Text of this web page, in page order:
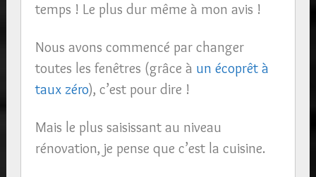
temps ! Le plus dur même à mon avis !
Nous avons commencé par changer
toutes les fenêtres (grâce à un écoprêt à
taux zéro), c’est pour dire !
Mais le plus saisissant au niveau
rénovation, je pense que c’est la cuisine.